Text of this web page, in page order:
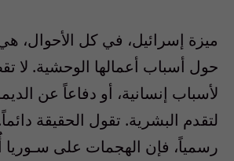
ميزة إسرائيل، في كل الأحوال، هي
حول أسباب أعمالها الوحشية. لا
لأسباب إنسانية، أو دفاعاً عن
لتقدم البشرية. تقول الحقيقة
رسمياً، فإن الهجمات على